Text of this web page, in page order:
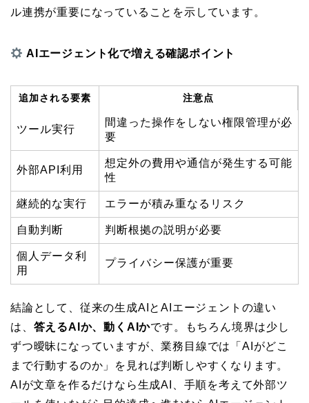
ル連携が重要になっていることを示しています。
AIエージェント化で増える確認ポイント
追加される要素 注意点
ツール実行
間違った操作をしない権限管理が必
要
外部API利用
想定外の費用や通信が発生する可能
性
継続的な実行 エラーが積み重なるリスク
自動判断 判断根拠の説明が必要
個人データ利
用
プライバシー保護が重要
結論として、従来の生成AIとAIエージェントの違い
は、 答えるAIか、動くAIかです。もちろん境界は少し
ずつ曖昧になっていますが、業務目線では「AIがどこ
まで行動するのか」を見れば判断しやすくなります。
AIが文章を作るだけなら生成AI、手順を考えて外部ツ